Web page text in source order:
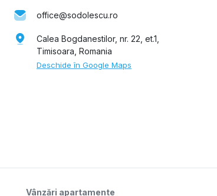
office@sodolescu.ro
Calea Bogdanestilor, nr. 22, et.1,
Timisoara, Romania
Deschide în Google Maps
Vânzări apartamente